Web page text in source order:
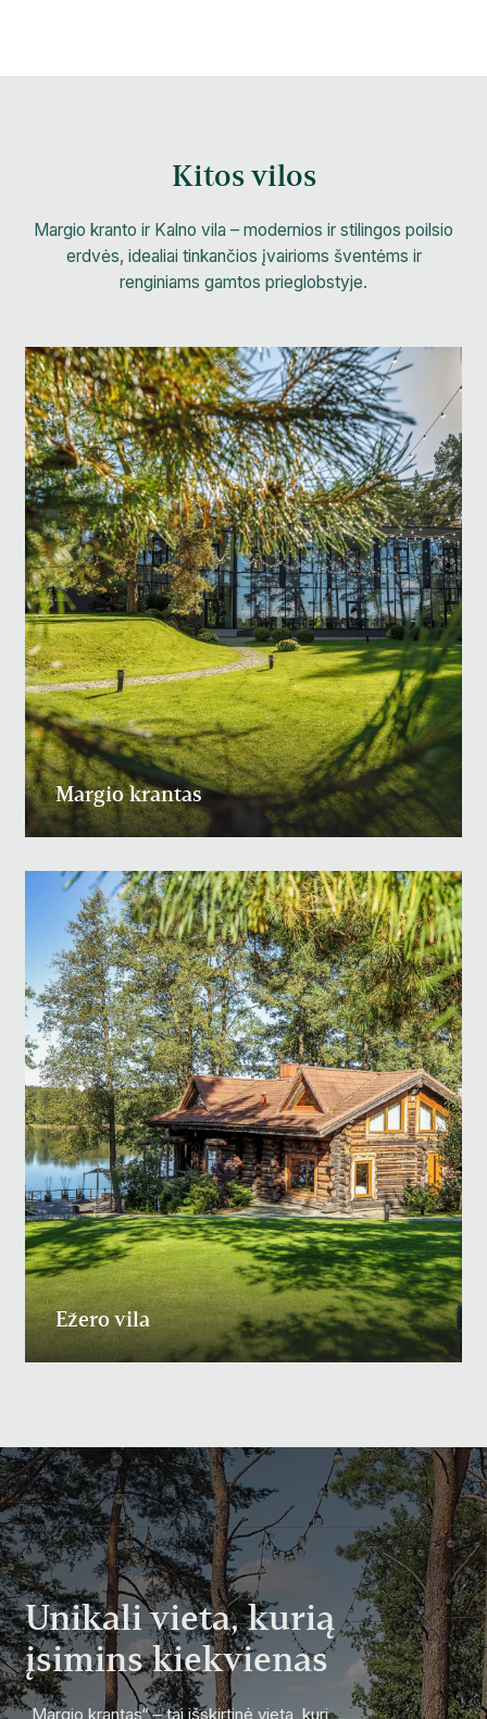
Kitos vilos
Margio kranto ir Kalno vila – modernios ir stilingos poilsio
erdvės, idealiai tinkančios įvairioms šventėms ir
renginiams gamtos prieglobstyje.
Margio krantas
Ežero vila
Unikali vieta, kurią
įsimins kiekvienas
„Margio krantas“ – tai išskirtinė vieta, kuri